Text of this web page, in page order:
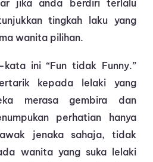
jika anda berdiri terlalu
tingkah laku yang
wanita pilihan.
ini “Fun tidak Funny.”
kepada lelaki yang
merasa gembira dan
perhatian hanya
jenaka sahaja, tidak
wanita yang suka lelaki